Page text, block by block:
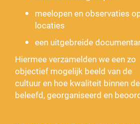
meelopen en observaties
locaties
een uitgebreide
Hiermee verzamelden we een zo
objectief mogelijk beeld van de
cultuur en hoe kwaliteit binnen
beleefd, georganiseerd en